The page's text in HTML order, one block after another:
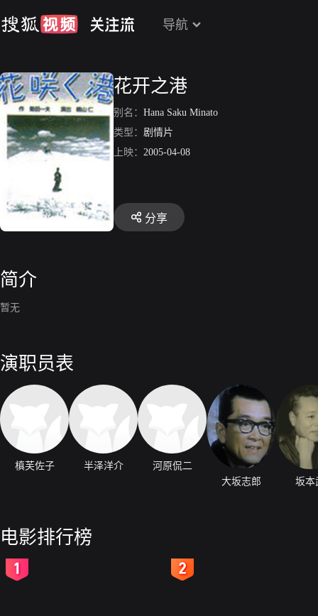
导航
花开之港
别名： Hana Saku Minato
类型： 剧情片
上映： 2005-04-08
分享
简介
暂无
演职员表
槙芙佐子 半泽洋介
河原侃二
大坂志郎
坂本
电影排行榜